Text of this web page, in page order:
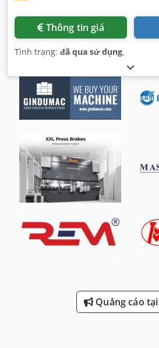
Thông tin giá
Tình trạng: đã qua sử dụng,
Quảng cáo